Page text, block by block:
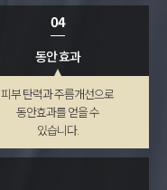
04
동안 효과
피부 탄력과 주름개선으로
동안효과를 얻을 수
있습니다.